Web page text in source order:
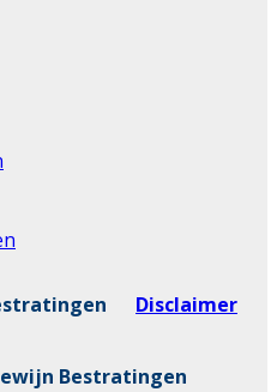
Disclaimer
Bestratingen